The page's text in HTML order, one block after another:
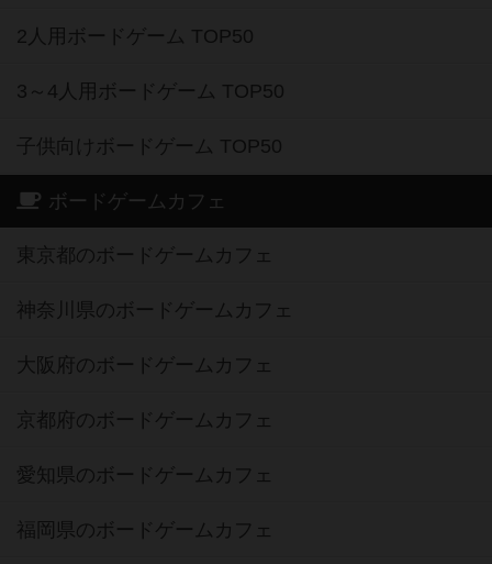
2人用ボードゲーム TOP50
3～4人用ボードゲーム TOP50
子供向けボードゲーム TOP50
ボードゲームカフェ
東京都のボードゲームカフェ
神奈川県のボードゲームカフェ
大阪府のボードゲームカフェ
京都府のボードゲームカフェ
愛知県のボードゲームカフェ
福岡県のボードゲームカフェ